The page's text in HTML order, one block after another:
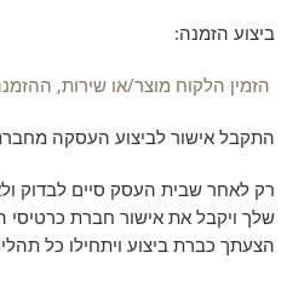
ביצוע הזמנה:
הזמין הלקוח מוצר/או שירות,
התקבל אישור לביצוע העסקה
רק לאחר שבית העסק סיים לבדוק
שלך ויקבל את אישור חברת
הצעתך כברת ביצוע ויתחילו כל